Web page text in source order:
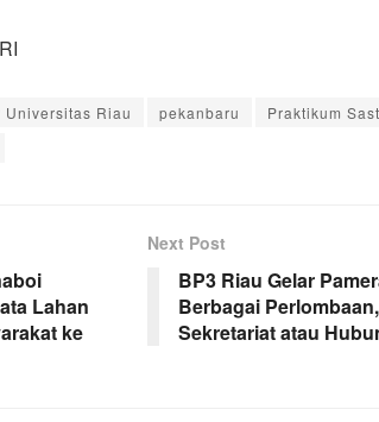
Universitas Riau pekanbaru Praktikum
Lahan
ke
Next Post
BP3 Riau Gelar
Berbagai
Sekretariat atau